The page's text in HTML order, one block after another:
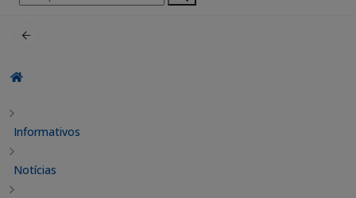
por:
Informativos
Notícias